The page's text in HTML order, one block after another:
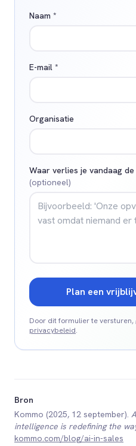
Naam *
E-mail *
Organisatie
Waar verlies je vandaag
(optioneel)
Plan een
Door dit formulier te versturen,
privacybeleid.
Bron
Kommo (2025, 12 september).
intelligence is redefining the
kommo.com/blog/ai-in-sales